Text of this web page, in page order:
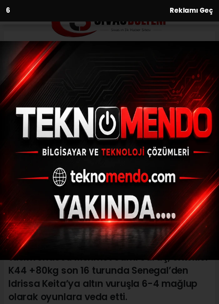
5 Reklamı Geç
Anasayfa Spor
Paris 2024 Paralimpik
Oyunları’nda para
taekwondocu Mehmet Sami
Saraç, erkekler K44 +80kg son
16 turunda Senegal’den Idrissa
Keita’ya altın vuruşla 6-4
mağlup olarak oyunlara veda
etti.
SPOR
(İHA) - İhlas Haber Ajansı | 31.08.2024 - 13:00, Güncelleme: 31.08.2024
- 12:48
Paris 2024 Paralimpik Oyunları’nda para
taekwondocu Mehmet Sami Saraç, erkekler
K44 +80kg son 16 turunda Senegal’den
Idrissa Keita’ya altın vuruşla 6-4 mağlup
olarak oyunlara veda etti.